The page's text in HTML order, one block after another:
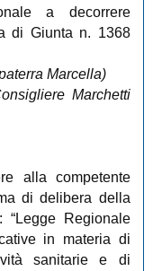
a decorrere
di Giunta n. 1368
Marcella)
Marchetti
alla competente
di delibera della
“Legge Regionale
in materia di
sanitarie e di